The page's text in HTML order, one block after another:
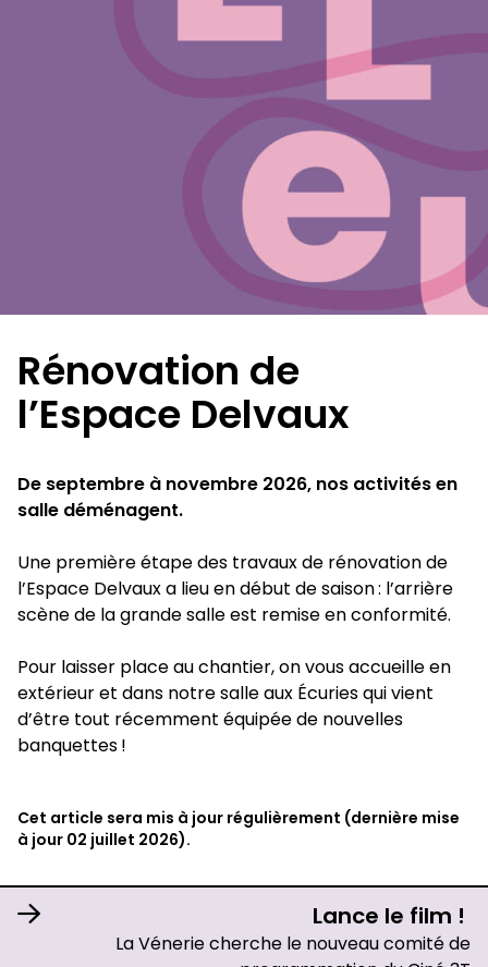
Rénovation de
l’Espace Delvaux
De septembre à novembre 2026, nos activités en
salle déménagent.
Une première étape des travaux de rénovation de
l’Espace Delvaux a lieu en début de saison : l’arrière
scène de la grande salle est remise en conformité.
Pour laisser place au chantier, on vous accueille en
extérieur et dans notre salle aux Écuries qui vient
d’être tout récemment équipée de nouvelles
banquettes !
Cet article sera mis à jour régulièrement (dernière mise
à jour 02 juillet 2026).
Lance le film !
La Vénerie cherche le nouveau comité de